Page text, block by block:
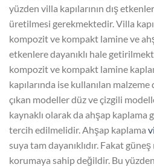
yüzden villa kapılarının dış
üretilmesi gerekmektedir. Villa
kompozit ve kompakt lamine ve
etkenlere dayanıklı hale
kompozit ve kompakt lamine
kapılarında ise kullanılan
çıkan modeller düz ve çizgili
kaynaklı olarak da ahşap kaplama
tercih edilmelidir. Ahşap kaplama
suya tam dayanıklıdır. Fakat güneş
korumaya sahip değildir. Bu